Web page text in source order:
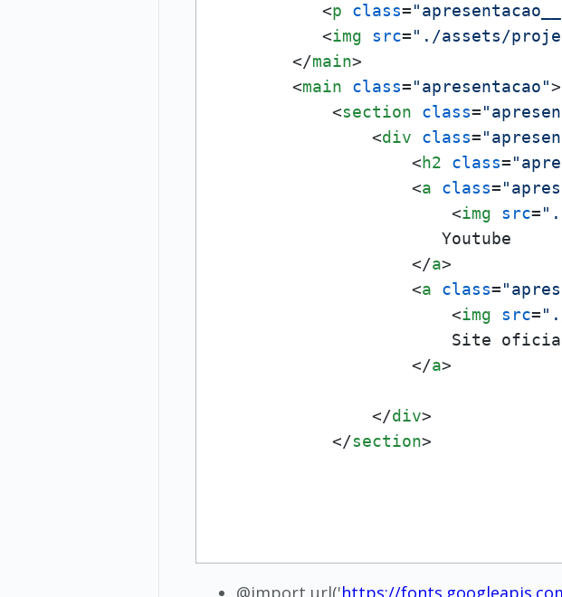
<p class=
<img src="./assets/
</main>
<main class="apresentacao">
<section class=
<div class=
<h2 class=
<a class=
<img src=
                       Youtube
</a>
<a class=
<img src=
Site
</a>
</div>
</section>
@import url('https://